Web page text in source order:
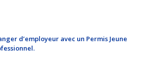
d’employeur avec un Permis Jeune